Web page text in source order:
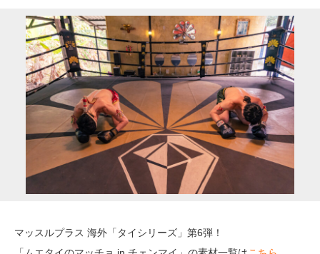
マッスルプラス 海外「タイシリーズ」第6弾！